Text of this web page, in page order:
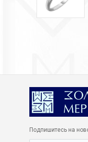
Подпишитесь на